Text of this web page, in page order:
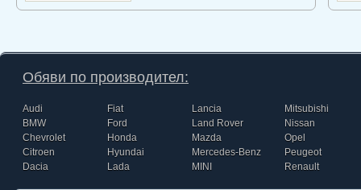
Обяви по производител:
Audi
BMW
Chevrolet
Citroen
Dacia
Fiat
Ford
Honda
Hyundai
Lada
Lancia
Land Rover
Mazda
Mercedes-Benz
MINI
Mitsubishi
Nissan
Opel
Peugeot
Renault